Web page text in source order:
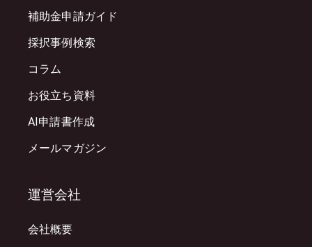
補助金申請ガイド
採択事例検索
コラム
お役立ち資料
AI申請書作成
メールマガジン
運営会社
会社概要